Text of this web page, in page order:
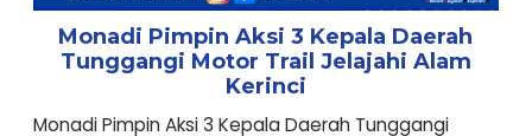
Monadi Pimpin Aksi 3 Kepala Daerah
Tunggangi Motor Trail Jelajahi Alam
Kerinci
Monadi Pimpin Aksi 3 Kepala Daerah Tunggangi